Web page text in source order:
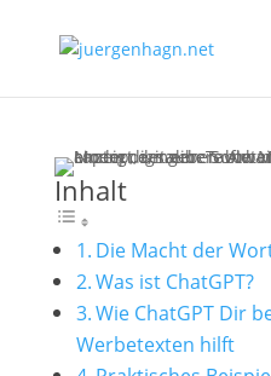
Inhalt
Die Macht der
Was ist ChatGPT?
Wie ChatGPT Dir
Werbetexten hilft